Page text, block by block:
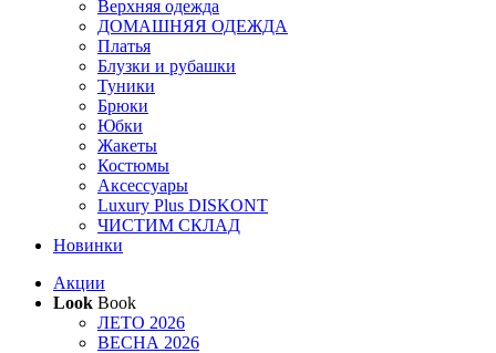
Верхняя одежда
ДОМАШНЯЯ ОДЕЖДА
Платья
Блузки и рубашки
Туники
Брюки
Юбки
Жакеты
Костюмы
Аксессуары
Luxury Plus DISKONT
ЧИСТИМ СКЛАД
Новинки
Акции
Look Book
ЛЕТО 2026
ВЕСНА 2026